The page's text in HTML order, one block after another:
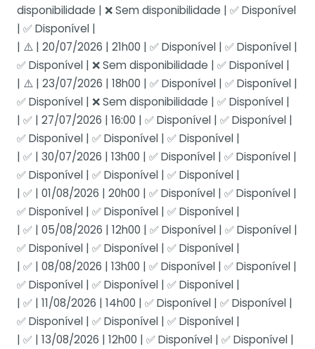
disponibilidade | ❌ Sem disponibilidade | ✅ Disponível
| ✅ Disponível |
| ⚠️ | 20/07/2026 | 21h00 | ✅ Disponível | ✅ Disponível |
✅ Disponível | ❌ Sem disponibilidade | ✅ Disponível |
| ⚠️ | 23/07/2026 | 18h00 | ✅ Disponível | ✅ Disponível |
✅ Disponível | ❌ Sem disponibilidade | ✅ Disponível |
| ✅ | 27/07/2026 | 16:00 | ✅ Disponível | ✅ Disponível |
✅ Disponível | ✅ Disponível | ✅ Disponível |
| ✅ | 30/07/2026 | 13h00 | ✅ Disponível | ✅ Disponível |
✅ Disponível | ✅ Disponível | ✅ Disponível |
| ✅ | 01/08/2026 | 20h00 | ✅ Disponível | ✅ Disponível |
✅ Disponível | ✅ Disponível | ✅ Disponível |
| ✅ | 05/08/2026 | 12h00 | ✅ Disponível | ✅ Disponível |
✅ Disponível | ✅ Disponível | ✅ Disponível |
| ✅ | 08/08/2026 | 13h00 | ✅ Disponível | ✅ Disponível |
✅ Disponível | ✅ Disponível | ✅ Disponível |
| ✅ | 11/08/2026 | 14h00 | ✅ Disponível | ✅ Disponível |
✅ Disponível | ✅ Disponível | ✅ Disponível |
| ✅ | 13/08/2026 | 12h00 | ✅ Disponível | ✅ Disponível |